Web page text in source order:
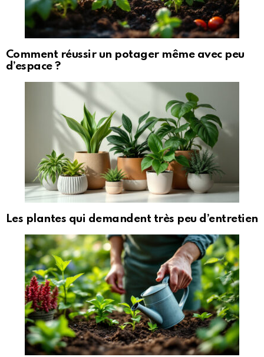
Comment réussir un potager même avec peu
d’espace ?
Les plantes qui demandent très peu d’entretien